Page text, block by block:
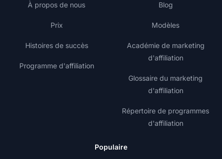
À propos de nous
Prix
Histoires de succès
Programme d'affiliation
Blog
Modèles
Académie de marketing
d'affiliation
Glossaire du marketing
d'affiliation
Répertoire de programmes
d'affiliation
Populaire